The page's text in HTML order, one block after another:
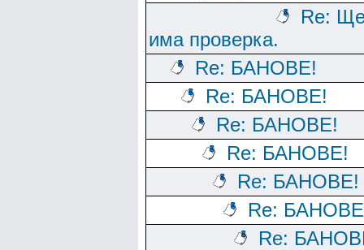
Re:
има проверка.
Re: БАНОВЕ!
Re: БАНОВЕ!
Re: БАНОВЕ!
Re: БАНОВЕ!
Re: БАНОВЕ!
Re:
Re: